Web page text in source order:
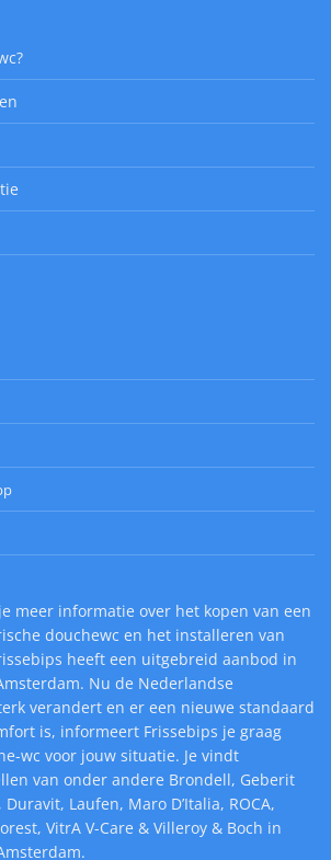
meer informatie over het kopen van een
douchewc en het installeren van
heeft een uitgebreid aanbod in
Nu de Nederlandse
verandert en er een nieuwe standaard
is, informeert Frissebips je graag
wc voor jouw situatie. Je vindt
van onder andere Brondell, Geberit
Duravit, Laufen, Maro D’Italia, ROCA,
VitrA V-Care & Villeroy & Boch in